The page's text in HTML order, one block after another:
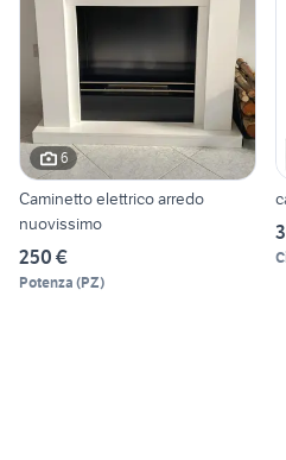
6
Caminetto elettrico arredo
nuovissimo
250 €
Potenza (PZ)